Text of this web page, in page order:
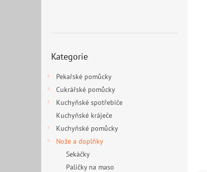
kategorie
Kategorie
Pekařské pomůcky
Cukrářské pomůcky
Kuchyňské spotřebiče
Kuchyňské kráječe
Kuchyňské pomůcky
Nože a doplňky
Sekáčky
Paličky na maso